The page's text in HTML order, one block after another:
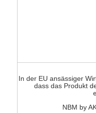
In der EU ansässiger
dass das Produkt
NBM by